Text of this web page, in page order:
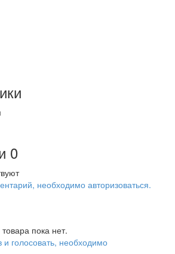
0
необходимо авторизоваться.
пока нет.
и голосовать, необходимо